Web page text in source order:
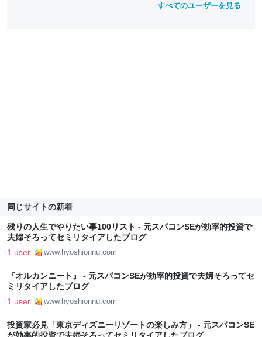
すべてのユーザーを見る
同じサイトの新着
残りの人生でやりたい事100リスト - 元スパコンSEが効率的投資で
夫婦そろってセミリタイアしたブログ
1 user www.hyoshionnu.com
『オルカンニート』 - 元スパコンSEが効率的投資で夫婦そろってセ
ミリタイアしたブログ
1 user www.hyoshionnu.com
投資家必見「東京ディズニーリゾートの楽しみ方」 - 元スパコンSE